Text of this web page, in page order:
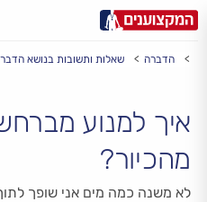
עיר: תל אביב, חיפה…
הדברה שאלות ותשובות בנושא
איך למנוע
מהכיור?
לא משנה כמה מים אני שופך